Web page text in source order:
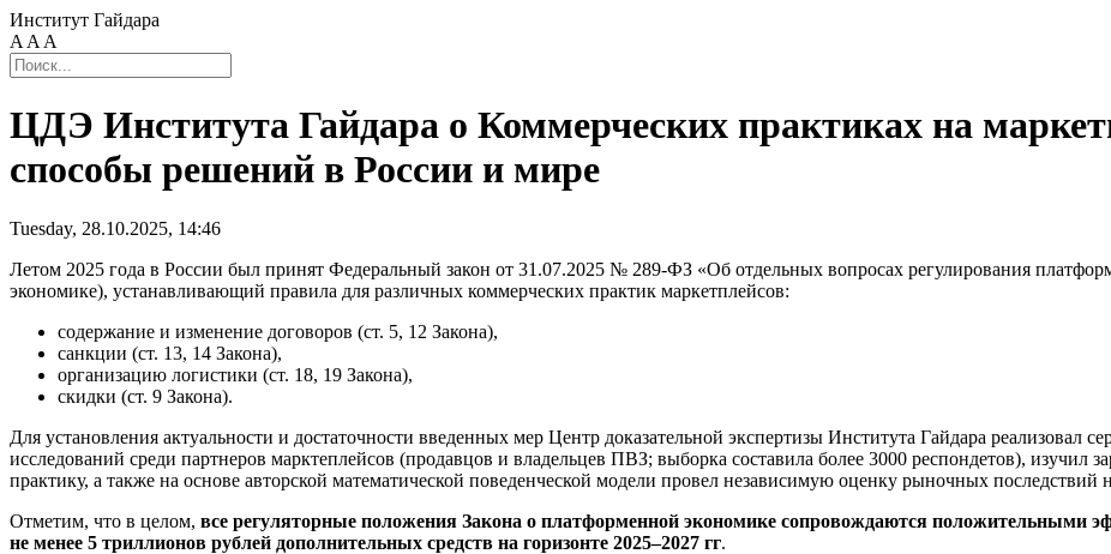
Институт Гайдара
A A A
ЦДЭ Института Гайдара о Коммерческих практиках на
способы решений в России и мире
Tuesday, 28.10.2025, 14:46
Летом 2025 года в России был принят Федеральный закон от 31.07.2025 № 289-ФЗ «Об отдельных вопросах регулирования
экономике), устанавливающий правила для различных коммерческих практик маркетплейсов:
содержание и изменение договоров (ст. 5, 12 Закона),
санкции (ст. 13, 14 Закона),
организацию логистики (ст. 18, 19 Закона),
скидки (ст. 9 Закона).
Для установления актуальности и достаточности введенных мер Центр доказательной экспертизы Института Гайдара реализовал
исследований среди партнеров марктеплейсов (продавцов и владельцев ПВЗ; выборка составила более 3000 респондетов),
практику, а также на основе авторской математической поведенческой модели провел независимую оценку рыночных последствий
Отметим, что в целом, все регуляторные положения Закона о платформенной экономике сопровождаются положительными
не менее 5 триллионов рублей дополнительных средств на горизонте 2025–2027 гг.